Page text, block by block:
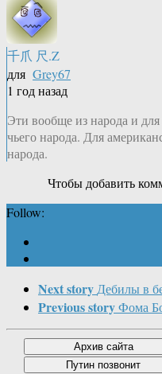
千爪 尺.Z
для Grey67
1 год назад
Эти вообще из народа и
чьего народа. Для
народа.
Чтобы добавить
Follow:
Next storyДебилы в
Previous storyФома